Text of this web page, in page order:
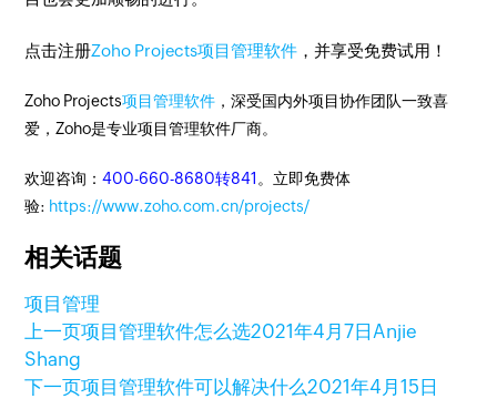
点击注册Zoho Projects项目管理软件 ，并享受免费试用！
Zoho Projects项目管理软件 ，深受国内外项目协作团队一致喜
爱，Zoho是专业项目管理软件厂商。
欢迎咨询：400-660-8680转841 。立即免费体
验: https://www.zoho.com.cn/projects/
相关话题
项目管理
上一页项目管理软件怎么选2021年4月7日Anjie
Shang
下一页项目管理软件可以解决什么2021年4月15日